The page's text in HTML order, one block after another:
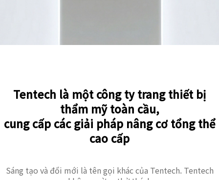
Tentech là một công ty trang thiết bị
thẩm mỹ toàn cầu,
cung cấp các giải pháp nâng cơ tổng thể
cao cấp
Sáng tạo và đổi mới là tên gọi khác của Tentech. Tentech